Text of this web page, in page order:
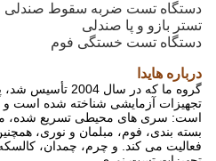
دستگاه تست ضربه سقوط صندلی
تستر بازو و پا صندلی
دستگاه تست خستگی فوم
درباره هایدا
گروه ما که در سال
تجهیزات آزمایشی شناخته شده است و
است: سری های محیطی تسریع شده،
بسته بندی، فوم، مبلمان و نوری،
فعالیت می کند. و چرم، چمدان،